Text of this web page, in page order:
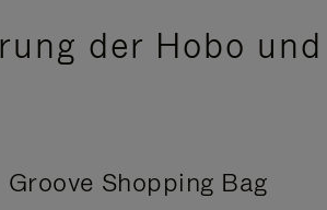
der Hobo
Groove Shopping Bag